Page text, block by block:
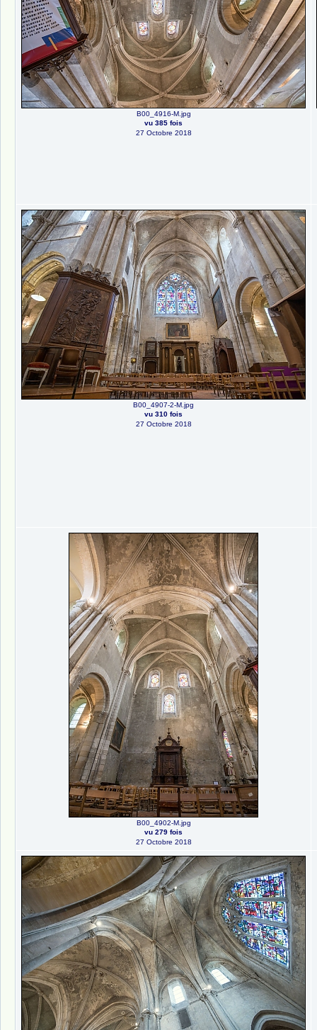
B00_4916-M.jpg
vu 385 fois
27 Octobre 2018
B00_4907-2-M.jpg
vu 310 fois
27 Octobre 2018
B00_4902-M.jpg
vu 279 fois
27 Octobre 2018